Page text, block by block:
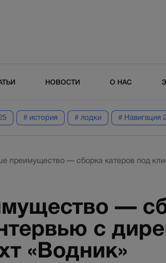
НОВОСТИ О НАС
# история # лодки # Навигация
преимущество — сборка катеров под
—
с
«Водник»